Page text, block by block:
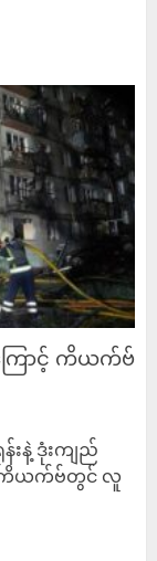
ြောင့် ကိယက်ဗ်
နဲ့ ဒုံးကျည်
ကိယက်ဗ်တွင် လူ